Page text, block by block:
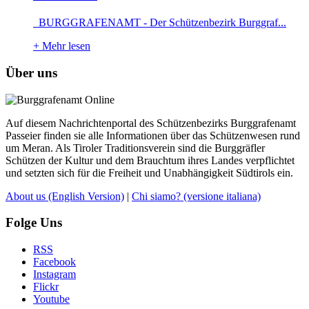
BURGGRAFENAMT - Der Schützenbezirk Burggraf...
+ Mehr lesen
Über uns
Auf diesem Nachrichtenportal des Schützenbezirks Burggrafenamt
Passeier finden sie alle Informationen über das Schützenwesen rund
um Meran. Als Tiroler Traditionsverein sind die Burggräfler
Schützen der Kultur und dem Brauchtum ihres Landes verpflichtet
und setzten sich für die Freiheit und Unabhängigkeit Südtirols ein.
About us (English Version) | Chi siamo? (versione italiana)
Folge Uns
RSS
Facebook
Instagram
Flickr
Youtube